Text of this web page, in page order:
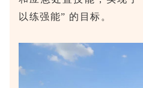
以练强能” 的目标。